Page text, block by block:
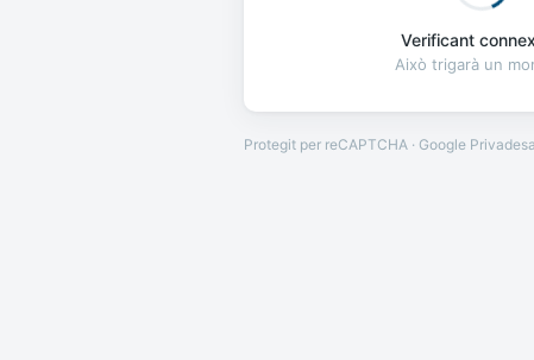
Verificant
Això trigarà un
Protegit per reCAPTCHA · Google Privadesa